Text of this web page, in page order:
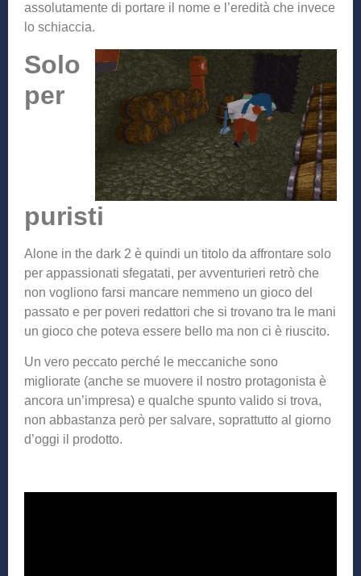
assolutamente di portare il nome e l’eredità che invece
lo schiaccia.
Solo
per
puristi
Alone in the dark 2 è quindi un titolo da affrontare solo
per appassionati sfegatati, per avventurieri retrò che
non vogliono farsi mancare nemmeno un gioco del
passato e per poveri redattori che si trovano tra le mani
un gioco che poteva essere bello ma non ci è riuscito.
Un vero peccato perché le meccaniche sono
migliorate (anche se muovere il nostro protagonista è
ancora un’impresa) e qualche spunto valido si trova,
non abbastanza però per salvare, soprattutto al giorno
d’oggi il prodotto.